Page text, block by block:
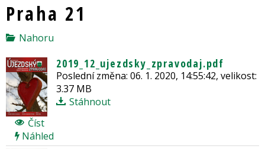
Praha 21
Nahoru
2019_12_ujezdsky_zpravodaj.pdf
Poslední změna: 06. 1. 2020, 14:55:42, velikost:
3.37 MB
Stáhnout
Číst
Náhled